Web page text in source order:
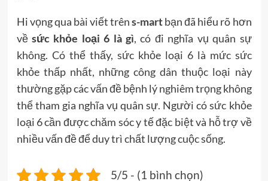
Hi vọng qua bài viết trêns-martbạn đã hiểu rõ hơn
về sức khỏe loại 6 là gì, có đi nghĩa vụ quân sự
không. Có thể thấy, sức khỏe loại 6 là mức sức
khỏe thấp nhất, những công dân thuộc loại này
thường gặp các vấn đề bệnh lý nghiêm trọng không
thể tham gia nghĩa vụ quân sự. Người có sức khỏe
loại 6 cần được chăm sóc y tế đặc biệt và hỗ trợ về
nhiều vấn đề để duy trì chất lượng cuộc sống.
5/5 - (1 bình chọn)